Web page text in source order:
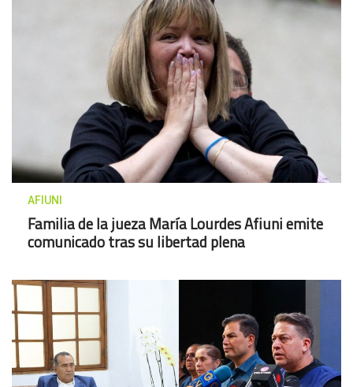
AFIUNI
Familia de la jueza María Lourdes Afiuni emite
comunicado tras su libertad plena